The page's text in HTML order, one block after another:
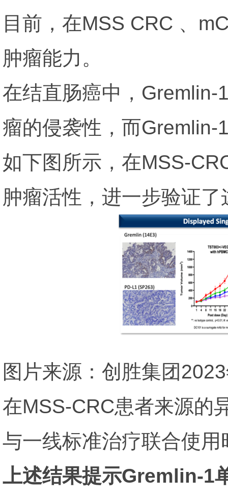
目前，在MSS CRC 、
肿瘤能力。
在结直肠癌中，Gremlin-
瘤的侵袭性，而Gremlin-
如下图所示，在MSS-
肿瘤活性，进一步验证了
图片来源：创胜集团
在MSS-CRC患者来源的
与一线标准治疗联合使
上述结果提示Gremlin-1